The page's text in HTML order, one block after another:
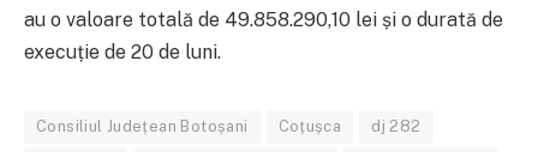
au o valoare totală de 49.858.290,10 lei și o durată de
execuție de 20 de luni.
Consiliul Județean Botoșani Coțușca dj 282